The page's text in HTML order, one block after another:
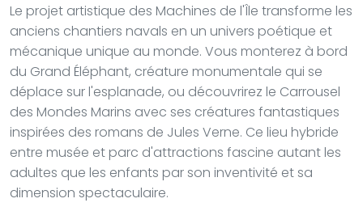
Le projet artistique des Machines de l'Île transforme les
anciens chantiers navals en un univers poétique et
mécanique unique au monde. Vous monterez à bord
du Grand Éléphant, créature monumentale qui se
déplace sur l'esplanade, ou découvrirez le Carrousel
des Mondes Marins avec ses créatures fantastiques
inspirées des romans de Jules Verne. Ce lieu hybride
entre musée et parc d'attractions fascine autant les
adultes que les enfants par son inventivité et sa
dimension spectaculaire.